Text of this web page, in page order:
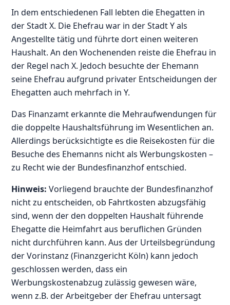
In dem entschiedenen Fall lebten die Ehegatten in
der Stadt X. Die Ehefrau war in der Stadt Y als
Angestellte tätig und führte dort einen weiteren
Haushalt. An den Wochenenden reiste die Ehefrau in
der Regel nach X. Jedoch besuchte der Ehemann
seine Ehefrau aufgrund privater Entscheidungen der
Ehegatten auch mehrfach in Y.
Das Finanzamt erkannte die Mehraufwendungen für
die doppelte Haushaltsführung im Wesentlichen an.
Allerdings berücksichtigte es die Reisekosten für die
Besuche des Ehemanns nicht als Werbungskosten –
zu Recht wie der Bundesfinanzhof entschied.
Hinweis:Vorliegend brauchte der Bundesfinanzhof
nicht zu entscheiden, ob Fahrtkosten abzugsfähig
sind, wenn der den doppelten Haushalt führende
Ehegatte die Heimfahrt aus beruflichen Gründen
nicht durchführen kann. Aus der Urteilsbegründung
der Vorinstanz (Finanzgericht Köln) kann jedoch
geschlossen werden, dass ein
Werbungskostenabzug zulässig gewesen wäre,
wenn z.B. der Arbeitgeber der Ehefrau untersagt